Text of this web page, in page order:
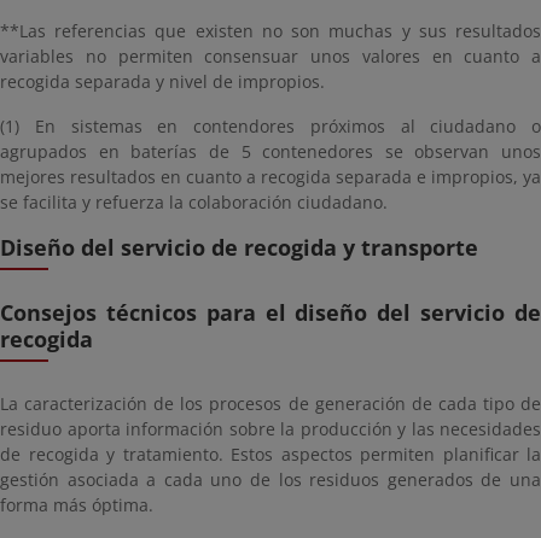
**Las referencias que existen no son muchas y sus resultados
variables no permiten consensuar unos valores en cuanto a
recogida separada y nivel de impropios.
(1) En sistemas en contendores próximos al ciudadano o
agrupados en baterías de 5 contenedores se observan unos
mejores resultados en cuanto a recogida separada e impropios, ya
se facilita y refuerza la colaboración ciudadano.
Diseño del servicio de recogida y transporte
Consejos técnicos para el diseño del servicio de
recogida
La caracterización de los procesos de generación de cada tipo de
residuo aporta información sobre la producción y las necesidades
de recogida y tratamiento. Estos aspectos permiten planificar la
gestión asociada a cada uno de los residuos generados de una
forma más óptima.